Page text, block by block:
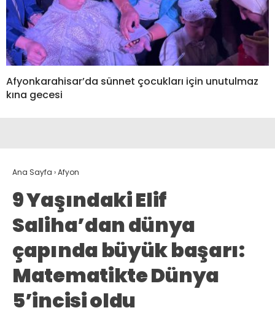
Afyonkarahisar’da sünnet çocukları için unutulmaz
kına gecesi
Ana Sayfa ›Afyon
9 Yaşındaki Elif
Saliha’dan dünya
çapında büyük başarı:
Matematikte Dünya
5’incisi oldu